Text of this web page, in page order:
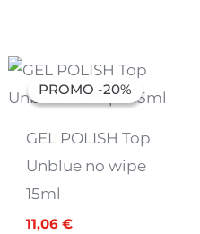
PROMO -20%
PROMO -20%
GEL POLISH Top
Unblue no wipe
15ml
O
preço
original
13,82 €.
11,06€
O
preço
atual
11,06 €.